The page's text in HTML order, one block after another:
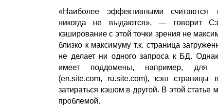
«Наиболее эффективными считаются
никогда не выдаются», ― говорит
кэширование с этой точки зрения не
близко к максимуму т.к. страница
не делает ни одного запроса к БД.
имеет поддомены, например, для
(en.site.com, ru.site.com), кэш страницы
затираться кэшом в другой. В этой статье
проблемой.